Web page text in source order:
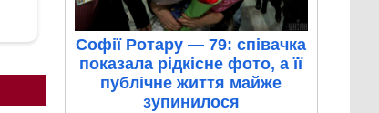
Софії Ротару — 79: співачка
показала рідкісне фото, а її
публічне життя майже
зупинилося